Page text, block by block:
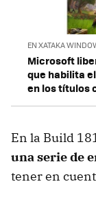
EN XATAKA
Microsoft
que habilita
en los títulos
En la Build
una serie de
tener en